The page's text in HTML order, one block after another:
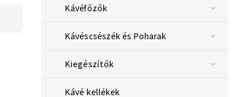
Kávéfőzők
Kávéscsészék és Poharak
Kiegészítők
Kávé kellékek